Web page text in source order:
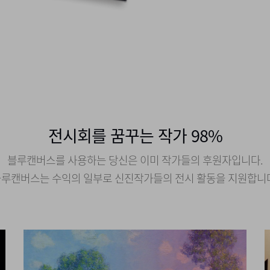
전시회를 꿈꾸는 작가 98%
블루캔버스를 사용하는 당신은 이미 작가들의 후원자입니다.
캔버스는 수익의 일부로 신진작가들의 전시 활동을 지원합니